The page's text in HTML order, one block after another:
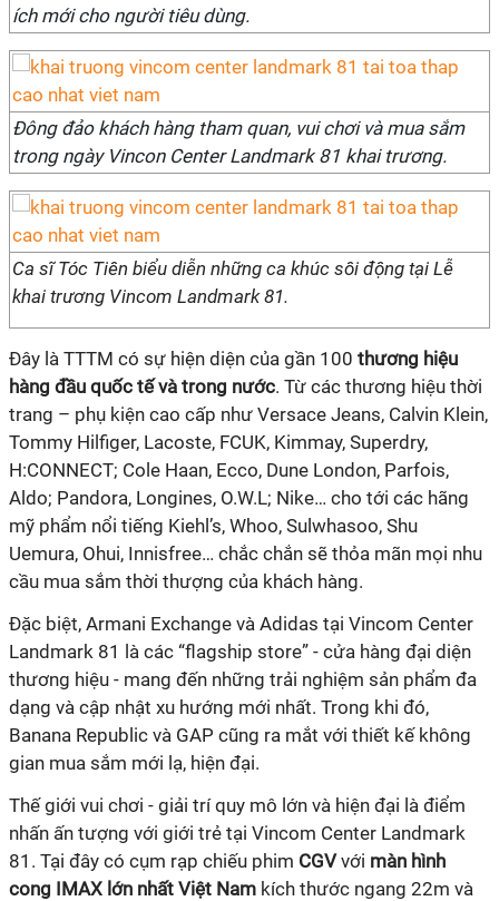
ích mới cho người tiêu dùng.
Đông đảo khách hàng tham quan, vui chơi và mua sắm
trong ngày Vincon Center Landmark 81 khai trương.
Ca sĩ Tóc Tiên biểu diễn những ca khúc sôi động tại Lễ
khai trương Vincom Landmark 81.
Đây là TTTM có sự hiện diện của gần 100 thương hiệu
hàng đầu quốc tế và trong nước. Từ các thương hiệu thời
trang – phụ kiện cao cấp như Versace Jeans, Calvin Klein,
Tommy Hilfiger, Lacoste, FCUK, Kimmay, Superdry,
H:CONNECT; Cole Haan, Ecco, Dune London, Parfois,
Aldo; Pandora, Longines, O.W.L; Nike… cho tới các hãng
mỹ phẩm nổi tiếng Kiehl’s, Whoo, Sulwhasoo, Shu
Uemura, Ohui, Innisfree… chắc chắn sẽ thỏa mãn mọi nhu
cầu mua sắm thời thượng của khách hàng.
Đặc biệt, Armani Exchange và Adidas tại Vincom Center
Landmark 81 là các “flagship store” - cửa hàng đại diện
thương hiệu - mang đến những trải nghiệm sản phẩm đa
dạng và cập nhật xu hướng mới nhất. Trong khi đó,
Banana Republic và GAP cũng ra mắt với thiết kế không
gian mua sắm mới lạ, hiện đại.
Thế giới vui chơi - giải trí quy mô lớn và hiện đại là điểm
nhấn ấn tượng với giới trẻ tại Vincom Center Landmark
81. Tại đây có cụm rạp chiếu phim CGVvới màn hình
cong IMAX lớn nhất Việt Nam kích thước ngang 22m và